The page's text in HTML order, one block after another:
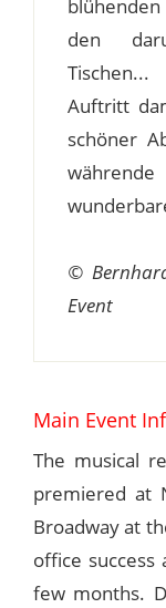
den
Auftritt
schöner
©
Event
Main Event
The musical
premiered at
Broadway at
office
few months.